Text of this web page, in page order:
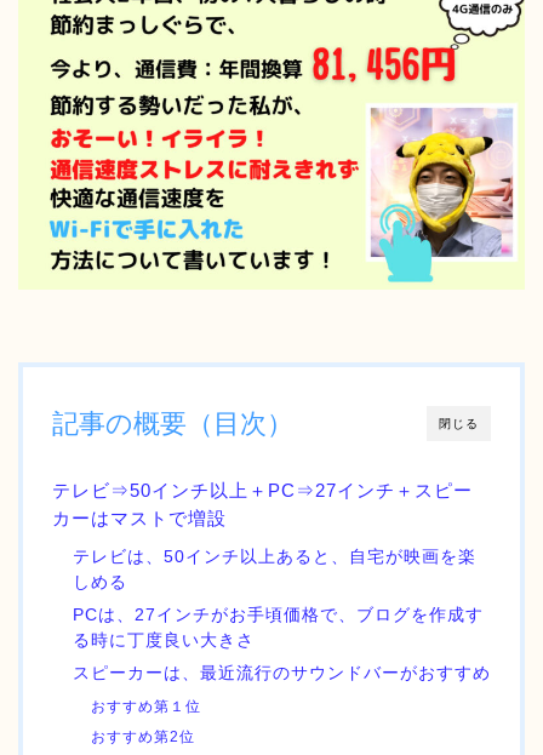
閉じる
記事の概要（目次）
テレビ⇒50インチ以上＋PC⇒27インチ＋スピー
カーはマストで増設
テレビは、50インチ以上あると、自宅が映画を楽
しめる
PCは、27インチがお手頃価格で、ブログを作成す
る時に丁度良い大きさ
スピーカーは、最近流行のサウンドバーがおすすめ
おすすめ第１位
おすすめ第2位